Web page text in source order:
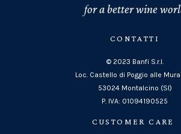
for a better wine
CONTATTI
© 2023 Banfi S.r.l.
Loc. Castello di Poggio alle
53024 Montalcino (SI)
P. IVA: 01094190525
CUSTOMER CARE